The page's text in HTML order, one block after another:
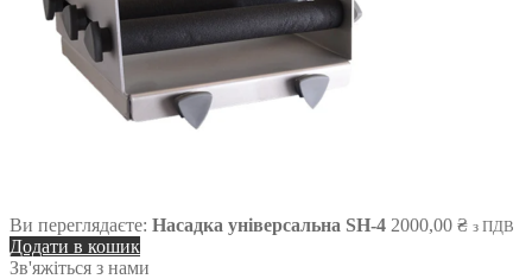
Ви переглядаєте: Насадка універсальна SH-4 2000,00 ₴ з ПДВ
Додати в кошик
Зв'яжіться з нами